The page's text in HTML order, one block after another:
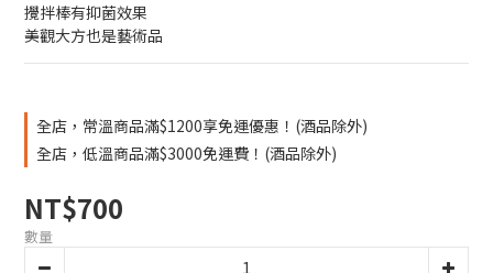
攪拌棒有抑菌效果
美觀大方也是藝術品
全店，常溫商品滿$1200享免運優惠！(酒品除外)
全店，低溫商品滿$3000免運費！(酒品除外)
NT$700
數量